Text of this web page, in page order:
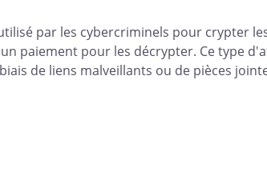
par les cybercriminels pour crypter
paiement pour les décrypter. Ce type
de liens malveillants ou de pièces